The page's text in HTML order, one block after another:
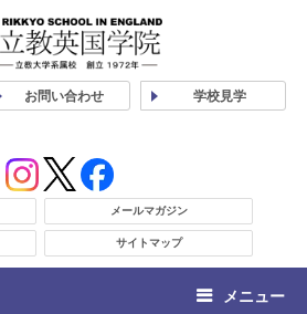
お問い合わせ 学校見学
メールマガジン
サイトマップ
メニュー